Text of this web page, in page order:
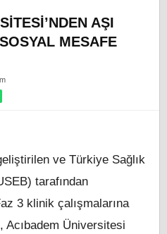
AŞI
MESAFE
ve Türkiye Sağlık
tarafından
3 klinik çalışmalarına
Acıbadem Üniversitesi